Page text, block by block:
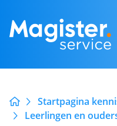
Startpagina
Leerlingen en